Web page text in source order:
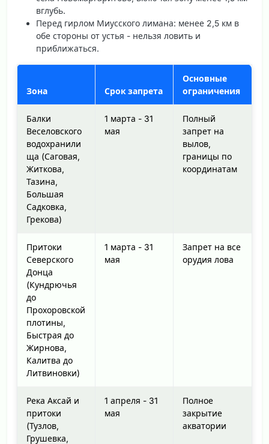
вглубь.
Перед гирлом Миусского лимана: менее 2,5 км в
обе стороны от устья - нельзя ловить и
приближаться.
Зона Срок запрета
Основные
ограничения
Балки
Веселовского
водохранили
ща (Саговая,
Житкова,
Тазина,
Большая
Садковка,
Грекова)
1 марта - 31
мая
Полный
запрет на
вылов,
границы по
координатам
Притоки
Северского
Донца
(Кундрючья
до
Прохоровской
плотины,
Быстрая до
Жирнова,
Калитва до
Литвиновки)
1 марта - 31
мая
Запрет на все
орудия лова
Река Аксай и
притоки
(Тузлов,
Грушевка,
1 апреля - 31
мая
Полное
закрытие
акватории